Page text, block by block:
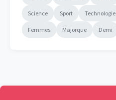
Science Sport Technologie
Femmes Majorque Demi